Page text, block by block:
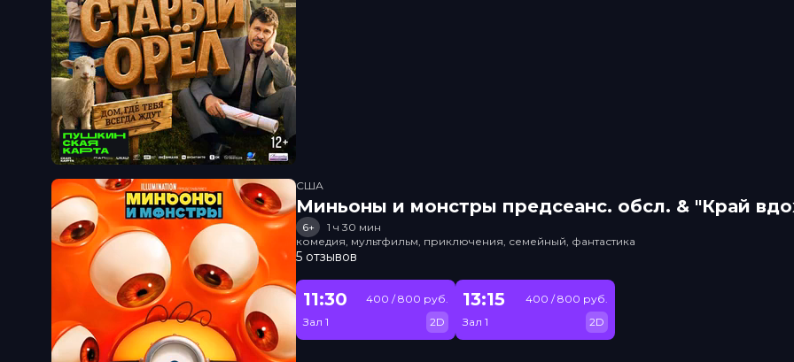
США
Миньоны и монстры прeдсeанc. обсл. & "Край
6+
1 ч 30 мин
комедия, мультфильм, приключения, семейный, фантастика
5 отзывов
11:30
Зал 1
400 / 800 руб.
2D
13:15
Зал 1
400 / 800 руб.
2D